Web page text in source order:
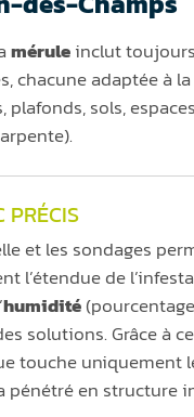
méruleinclut
chacune adaptée à
plafonds, sols, espaces
PRÉCIS
et les sondages
l’étendue de
humidité
solutions. Grâce à
touche uniquement
pénétré en structure